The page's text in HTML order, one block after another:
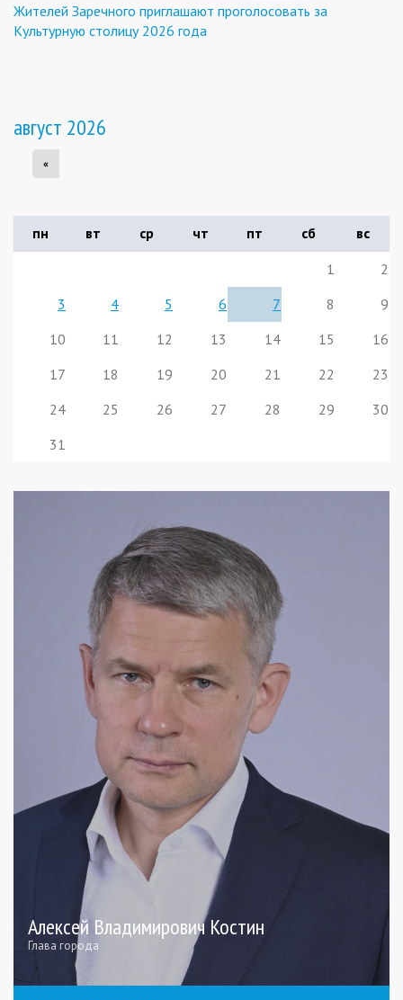
Жителей Заречного приглашают проголосовать за
Культурную столицу 2026 года
август 2026
«
пн вт ср чт пт сб
вс
1
2
3
4 5 6 7 8
9
10
11 12 13 14 15
16
17
18 19 20 21 22
23
24
25 26 27 28 29
30
31
Алексей Владимирович Костин
Глава города